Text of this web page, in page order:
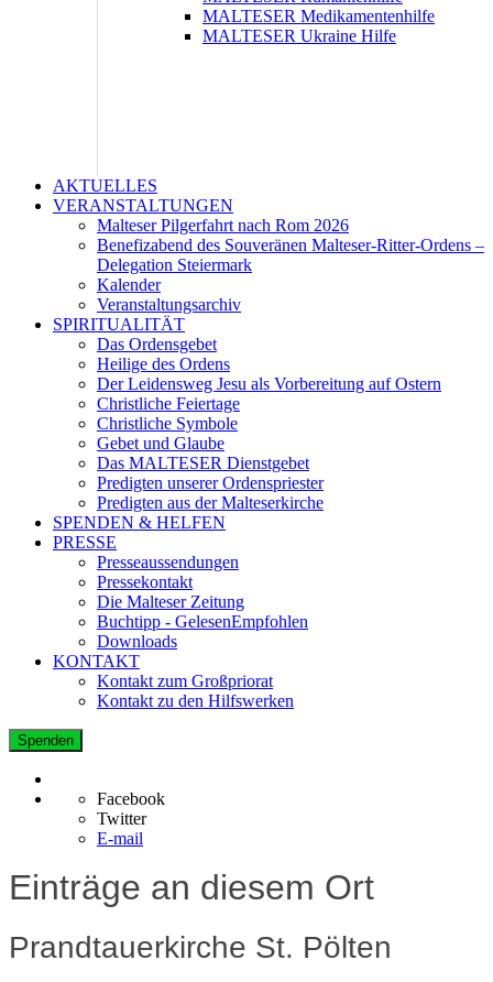
MALTESER Medikamentenhilfe
MALTESER Ukraine Hilfe
AKTUELLES
VERANSTALTUNGEN
Malteser Pilgerfahrt nach Rom 2026
Benefizabend des Souveränen Malteser-Ritter-Ordens –
Delegation Steiermark
Kalender
Veranstaltungsarchiv
SPIRITUALITÄT
Das Ordensgebet
Heilige des Ordens
Der Leidensweg Jesu als Vorbereitung auf Ostern
Christliche Feiertage
Christliche Symbole
Gebet und Glaube
Das MALTESER Dienstgebet
Predigten unserer Ordenspriester
Predigten aus der Malteserkirche
SPENDEN & HELFEN
PRESSE
Presseaussendungen
Pressekontakt
Die Malteser Zeitung
Buchtipp - GelesenEmpfohlen
Downloads
KONTAKT
Kontakt zum Großpriorat
Kontakt zu den Hilfswerken
Spenden
Facebook
Twitter
E-mail
Einträge an diesem Ort
Prandtauerkirche St. Pölten